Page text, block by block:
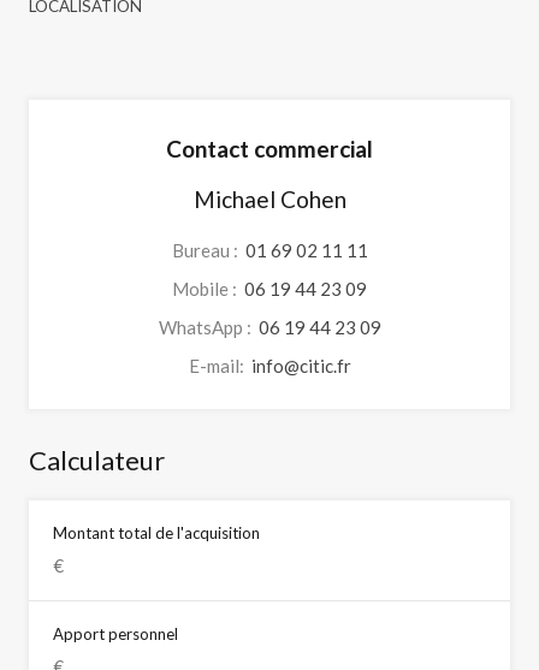
LOCALISATION
Contact commercial
Michael Cohen
Bureau : 01 69 02 11 11
Mobile : 06 19 44 23 09
WhatsApp : 06 19 44 23 09
E-mail: info@citic.fr
Calculateur
Montant total de l'acquisition
Apport personnel